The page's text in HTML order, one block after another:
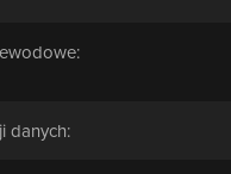
danych: